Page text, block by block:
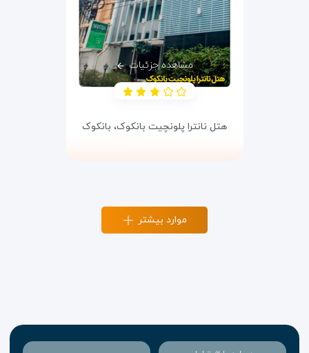
مشاهده جزئیات
هتل نانترا پلونچیت بانکوک، بانکوک
موارد بیشتر